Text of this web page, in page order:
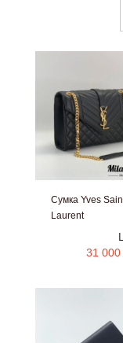
Сумка Yves
Laurent
31 000